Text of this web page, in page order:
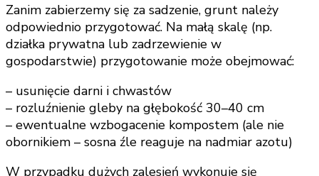
Zanim zabierzemy się za sadzenie, grunt należy
odpowiednio przygotować. Na małą skalę (np.
działka prywatna lub zadrzewienie w
gospodarstwie) przygotowanie może obejmować:
– usunięcie darni i chwastów
– rozluźnienie gleby na głębokość 30–40 cm
– ewentualne wzbogacenie kompostem (ale nie
obornikiem – sosna źle reaguje na nadmiar azotu)
W przypadku dużych zalesień wykonuje się